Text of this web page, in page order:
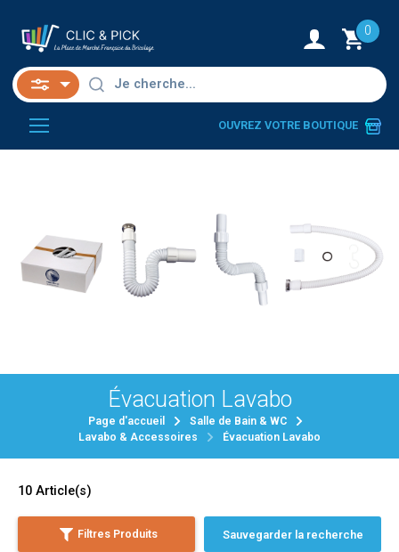
0
OUVREZ VOTRE BOUTIQUE
Évacuation Lavabo
Page d'accueil
Salle de Bain & WC
Lavabo & Accessoires
Évacuation Lavabo
10 Article(s)
Filtres Produits Sauvegarder la recherche